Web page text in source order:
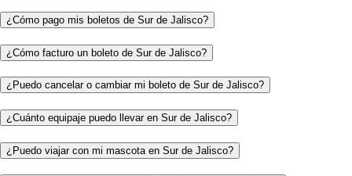
¿Cómo pago mis boletos de Sur de Jalisco?
¿Cómo facturo un boleto de Sur de Jalisco?
¿Puedo cancelar o cambiar mi boleto de Sur de Jalisco?
¿Cuánto equipaje puedo llevar en Sur de Jalisco?
¿Puedo viajar con mi mascota en Sur de Jalisco?